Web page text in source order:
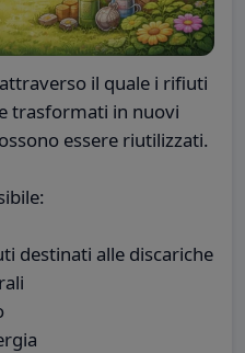
il quale i rifiuti
trasformati in nuovi
essere riutilizzati.
destinati alle discariche